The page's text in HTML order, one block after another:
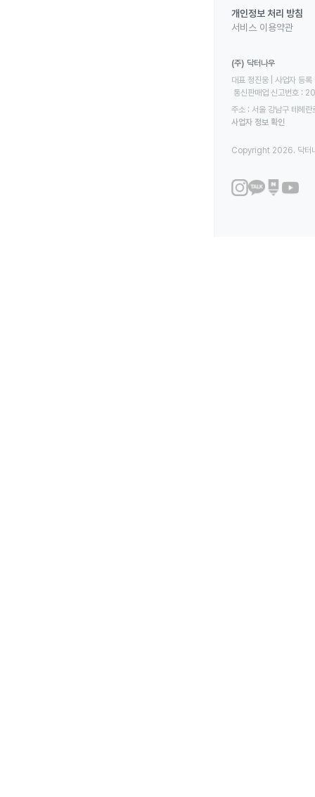
개인정보 처리 방침
서비스 이용약관
(주) 닥터나우
대표 정진웅 | 사업자
통신판매업 신고번호
주소 : 서울 강남구 테헤
사업자 정보 확인
Copyright 2026. 닥터